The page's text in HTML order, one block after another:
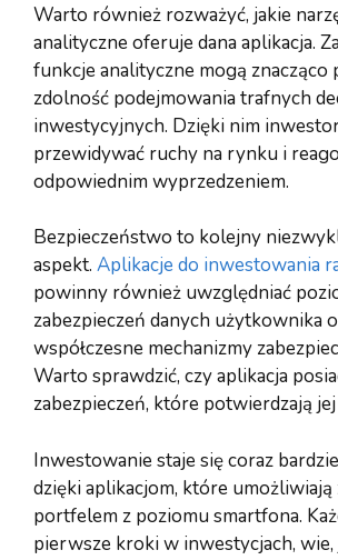
Warto również rozważyć, jakie
analityczne oferuje dana aplikacja.
funkcje analityczne mogą znacząco
zdolność podejmowania trafnych
inwestycyjnych. Dzięki nim
przewidywać ruchy na rynku i
odpowiednim wyprzedzeniem.
Bezpieczeństwo to kolejny
aspekt. Aplikacje do inwestowania
powinny również uwzględniać
zabezpieczeń danych użytkownika
współczesne mechanizmy
Warto sprawdzić, czy aplikacja
zabezpieczeń, które potwierdzają
Inwestowanie staje się coraz
dzięki aplikacjom, które umożliwiają
portfelem z poziomu smartfona.
pierwsze kroki w inwestycjach, wie,